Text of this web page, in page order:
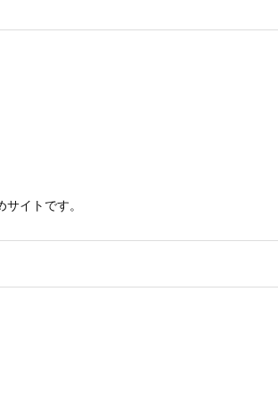
イトです。